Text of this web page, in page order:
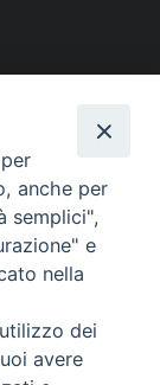
anche per
semplici",
e
nella
dei
avere